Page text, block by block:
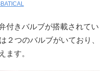
付きバルブが搭載されてい
２つのバルブがいており、
ます。